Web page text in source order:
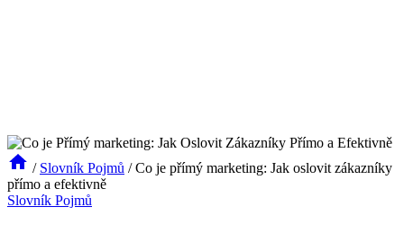
/ Slovník Pojmů / Co je přímý marketing: Jak oslovit zákazníky
přímo a efektivně
Slovník Pojmů